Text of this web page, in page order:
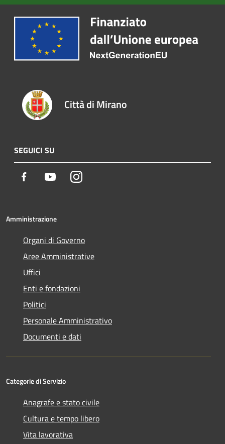
Città di Mirano
SEGUICI SU
Facebook YoutubeInstagram
Amministrazione
Organi di Governo
Aree Amministrative
Uffici
Enti e fondazioni
Politici
Personale Amministrativo
Documenti e dati
Categorie di Servizio
Anagrafe e stato civile
Cultura e tempo libero
Vita lavorativa